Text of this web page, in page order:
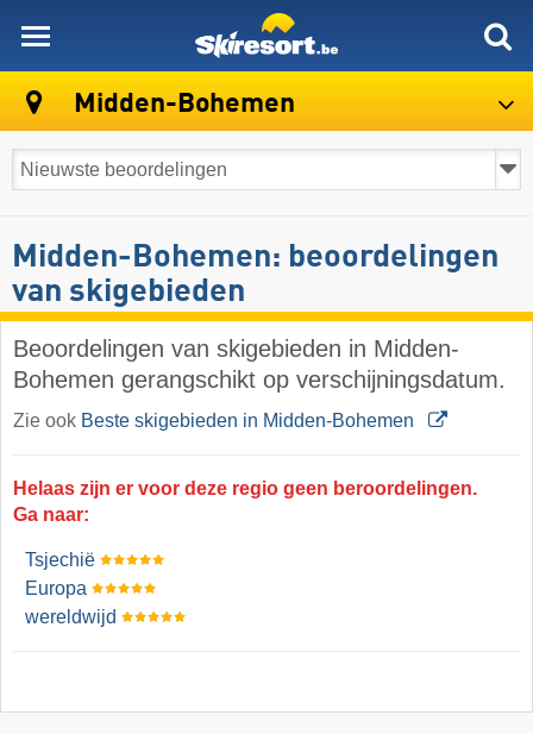
Midden-Bohemen
Midden-Bohemen: beoordelingen
van skigebieden
Beoordelingen van skigebieden in Midden-
Bohemen gerangschikt op verschijningsdatum.
Zie ook Beste skigebieden in Midden-Bohemen
Helaas zijn er voor deze regio geen beroordelingen.
Ga naar:
Tsjechië
Europa
wereldwijd